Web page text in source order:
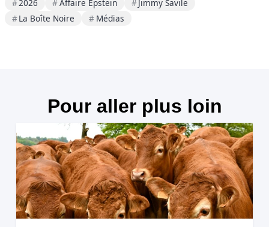
2026 Affaire Epstein
Jimmy Savile
La Boîte Noire
Médias
Pour aller plus loin